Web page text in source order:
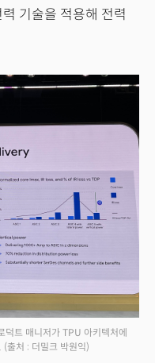
기술을 적용해 전력
덕트 매니저가 TPU 아키텍처에
(출처 : 더밀크 박원익)